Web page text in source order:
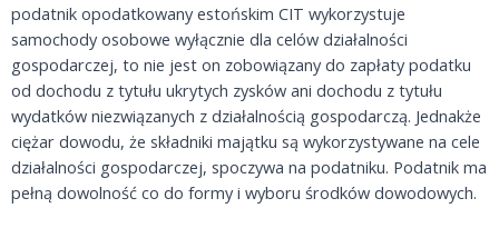
podatnik opodatkowany estońskim CIT wykorzystuje
samochody osobowe wyłącznie dla celów działalności
gospodarczej, to nie jest on zobowiązany do zapłaty podatku
od dochodu z tytułu ukrytych zysków ani dochodu z tytułu
wydatków niezwiązanych z działalnością gospodarczą. Jednakże
ciężar dowodu, że składniki majątku są wykorzystywane na cele
działalności gospodarczej, spoczywa na podatniku. Podatnik ma
pełną dowolność co do formy i wyboru środków dowodowych.